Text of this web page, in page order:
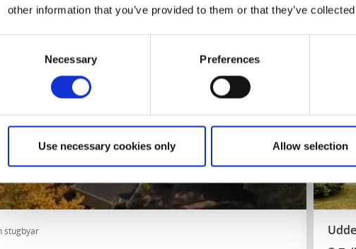
other information that you’ve provided to them or that they’ve
Necessary Preferences
Use necessary cookies only Allow selection
stugbyar